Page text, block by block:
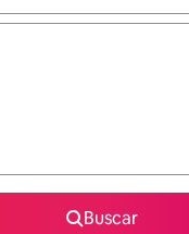
Buscar